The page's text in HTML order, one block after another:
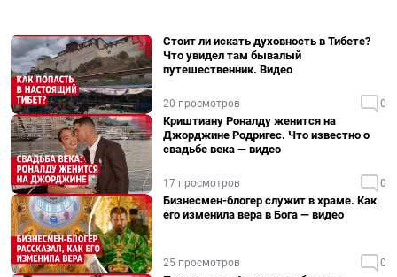
Стоит ли искать духовность в Тибете?
Что увидел там бывалый
путешественник. Видео
20 просмотров 0
Криштиану Роналду женится на
Джорджине Родригес. Что известно о
свадьбе века — видео
17 просмотров 0
Бизнесмен-блогер служит в храме. Как
его изменила вера в Бога — видео
25 просмотров 0